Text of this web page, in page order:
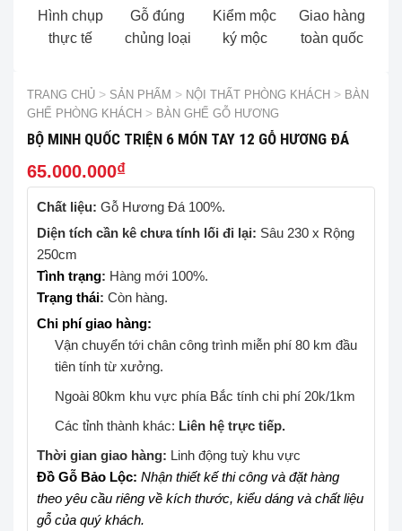
Hình chụp
thực tế
Gỗ đúng
chủng loại
Kiểm mộc
ký mộc
Giao hàng
toàn quốc
TRANG CHỦ > SẢN PHẨM > NỘI THẤT PHÒNG KHÁCH > BÀN
GHẾ PHÒNG KHÁCH > BÀN GHẾ GỖ HƯƠNG
BỘ MINH QUỐC TRIỆN 6 MÓN TAY 12 GỖ HƯƠNG ĐÁ
65.000.000₫
Chất liệu: Gỗ Hương Đá 100%.
Diện tích cần kê chưa tính lối đi lại: Sâu 230 x Rộng
250cm
Tình trạng: Hàng mới 100%.
Trạng thái: Còn hàng.
Chi phí giao hàng:
Vận chuyển tới chân công trình miễn phí 80 km đầu
tiên tính từ xưởng.
Ngoài 80km khu vực phía Bắc tính chi phí 20k/1km
Các tỉnh thành khác: Liên hệ trực tiếp.
Thời gian giao hàng: Linh động tuỳ khu vực
Đồ Gỗ Bảo Lộc: Nhận thiết kế thi công và đặt hàng
theo yêu cầu riêng về kích thước, kiểu dáng và chất liệu
gỗ của quý khách.